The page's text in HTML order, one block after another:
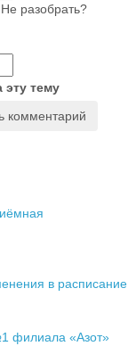
Не разобрать?
эту тему
комментарий
в расписание
филиала «Азот»